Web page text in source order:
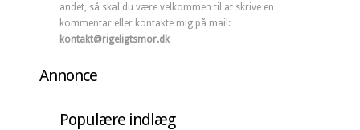
andet, så skal du være velkommen til at skrive en
kommentar eller kontakte mig på mail:
kontakt@rigeligtsmor.dk
Annonce
Populære indlæg